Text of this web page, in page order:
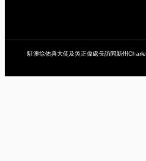
駐澳徐佑典大使及吳正偉處長訪問新州